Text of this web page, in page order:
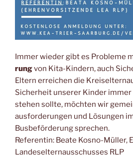
Immer wie­der gibt es Pro­ble­me
rungvon Kita-Kin­dern, auch
Eltern errei­chen die
Sicher­heit unse­rer Kin­der
ste­hen soll­te, möch­ten wir
aus­for­de­run­gen und Lösun­gen
Bus­be­för­de­rung spre­chen.
Refe­ren­tin: Bea­te Kos­no-Mül­ler,
Lan­des­el­tern­aus­schus­ses RLP